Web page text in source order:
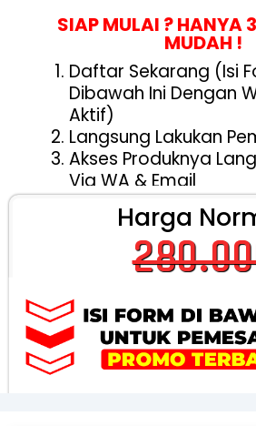
SIAP MULAI ? HANYA
MUDAH !
Daftar Sekarang (isi
Dibawah Ini Dengan
Aktif)
Langsung Lakukan
Akses Produknya
Via WA & Email
Harga